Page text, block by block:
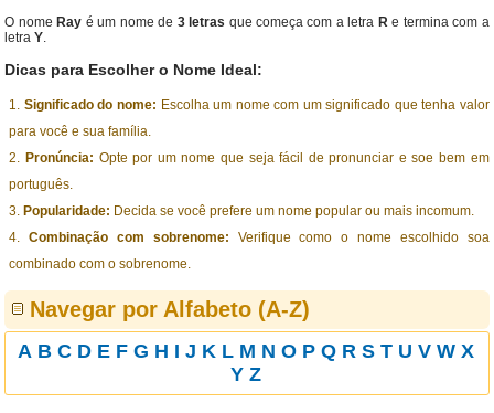
O nome Ray é um nome de 3 letras que começa com a letra Re termina com a
letraY.
Dicas para Escolher o Nome Ideal:
Significado do nome: Escolha um nome com um significado que tenha valor
para você e sua família.
Pronúncia: Opte por um nome que seja fácil de pronunciar e soe bem em
português.
Popularidade: Decida se você prefere um nome popular ou mais incomum.
Combinação com sobrenome: Verifique como o nome escolhido soa
combinado com o sobrenome.
Navegar por Alfabeto (A-Z)
A B C D E F G H I J K L M N O P Q R S T U V W X
Y Z